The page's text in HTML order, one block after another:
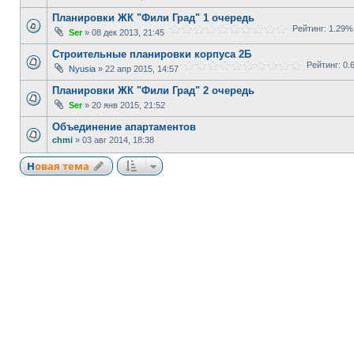
Планировки ЖК "Фили Град" 1 очередь
Ser» 08 дек 2013, 21:45 Рейтинг: 1.29%
Строительные планировки корпуса 2Б
Nyusia » 22 апр 2015, 14:57 Рейтинг:
Планировки ЖК "Фили Град" 2 очередь
Ser» 20 янв 2015, 21:52
Объединение апартаментов
chmi » 03 авг 2014, 18:38
Новая тема